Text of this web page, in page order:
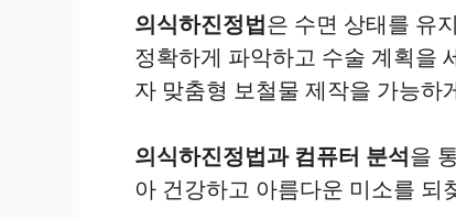
의식하진정법은 수면 상태를 유
정확하게 파악하고 수술 계획을
자 맞춤형 보철물 제작을 가능하
의식하진정법과 컴퓨터 분석을
아 건강하고 아름다운 미소를 되